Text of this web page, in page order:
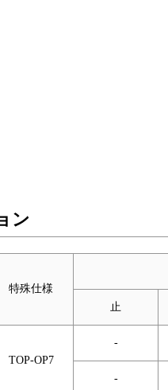
ン
特殊仕様
止
TOP-OP7
-
-